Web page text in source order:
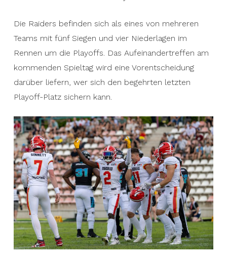
Die Raiders befinden sich als eines von mehreren
Teams mit fünf Siegen und vier Niederlagen im
Rennen um die Playoffs. Das Aufeinandertreffen am
kommenden Spieltag wird eine Vorentscheidung
darüber liefern, wer sich den begehrten letzten
Playoff-Platz sichern kann.